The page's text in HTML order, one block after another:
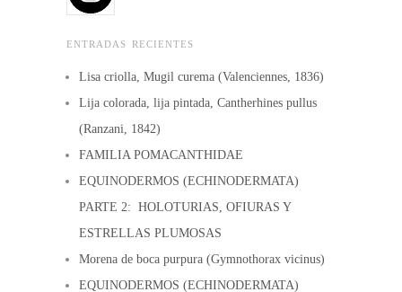
ENTRADAS RECIENTES
Lisa criolla, Mugil curema (Valenciennes, 1836)
Lija colorada, lija pintada, Cantherhines pullus
(Ranzani, 1842)
FAMILIA POMACANTHIDAE
EQUINODERMOS (ECHINODERMATA)
PARTE 2: HOLOTURIAS, OFIURAS Y
ESTRELLAS PLUMOSAS
Morena de boca purpura (Gymnothorax vicinus)
EQUINODERMOS (ECHINODERMATA)